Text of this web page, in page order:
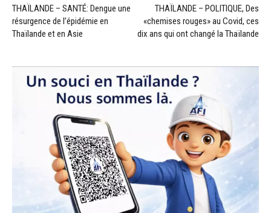
THAÏLANDE – SANTÉ: Dengue une
résurgence de l’épidémie en
Thaïlande et en Asie
THAÏLANDE – POLITIQUE, Des
«chemises rouges» au Covid, ces
dix ans qui ont changé la Thaïlande